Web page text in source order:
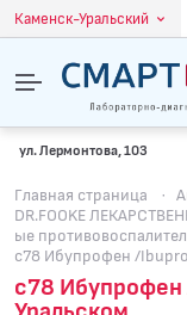
Каменск-Уральский
ул. Лермонтова, 103
Главная страница ·
DR.FOOKE
ые
c78 Ибупрофен /
c78 Ибупрофен